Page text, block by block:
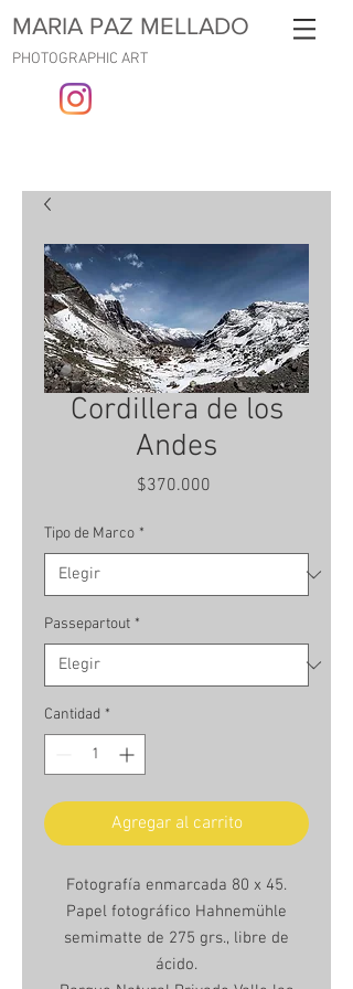
MARIA PAZ MELLADO
PHOTOGRAPHIC ART
Cordillera de los
Andes
$370.000
Tipo de Marco *
Passepartout *
Cantidad *
Agregar al carrito
Fotografía enmarcada 80 x 45.
Papel fotográfico Hahnemühle
semimatte de 275 grs., libre de
ácido.